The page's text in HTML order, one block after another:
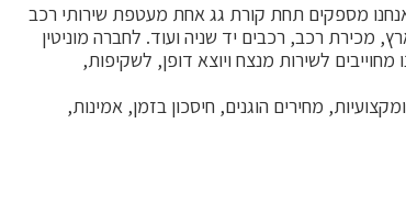
מספקים תחת קורת גג אחת מעטפת שירותי רכב
מכירת רכב, רכבים יד שניה ועוד. לחברה מוניטין
מחוייבים לשירות מנצח ויוצא דופן, לשקיפות,
מחירים הוגנים, חיסכון בזמן, אמינות,